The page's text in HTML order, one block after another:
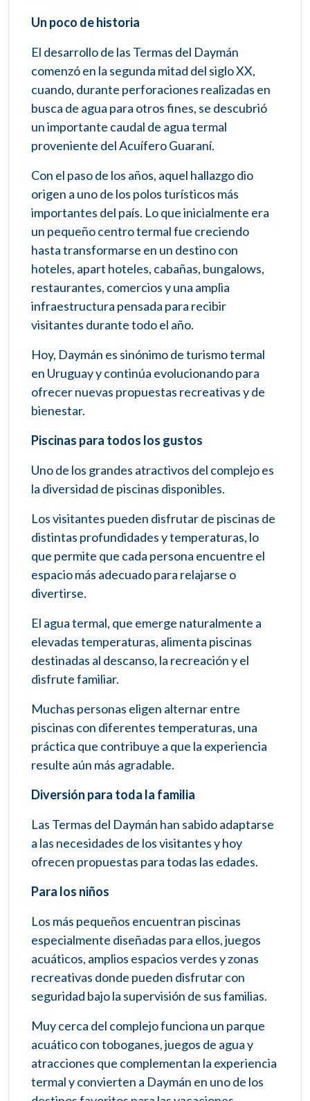
Un poco de historia
El desarrollo de las Termas del Daymán
comenzó en la segunda mitad del siglo XX,
cuando, durante perforaciones realizadas en
busca de agua para otros fines, se descubrió
un importante caudal de agua termal
proveniente del Acuífero Guaraní.
Con el paso de los años, aquel hallazgo dio
origen a uno de los polos turísticos más
importantes del país. Lo que inicialmente era
un pequeño centro termal fue creciendo
hasta transformarse en un destino con
hoteles, apart hoteles, cabañas, bungalows,
restaurantes, comercios y una amplia
infraestructura pensada para recibir
visitantes durante todo el año.
Hoy, Daymán es sinónimo de turismo termal
en Uruguay y continúa evolucionando para
ofrecer nuevas propuestas recreativas y de
bienestar.
Piscinas para todos los gustos
Uno de los grandes atractivos del complejo es
la diversidad de piscinas disponibles.
Los visitantes pueden disfrutar de piscinas de
distintas profundidades y temperaturas, lo
que permite que cada persona encuentre el
espacio más adecuado para relajarse o
divertirse.
El agua termal, que emerge naturalmente a
elevadas temperaturas, alimenta piscinas
destinadas al descanso, la recreación y el
disfrute familiar.
Muchas personas eligen alternar entre
piscinas con diferentes temperaturas, una
práctica que contribuye a que la experiencia
resulte aún más agradable.
Diversión para toda la familia
Las Termas del Daymán han sabido adaptarse
a las necesidades de los visitantes y hoy
ofrecen propuestas para todas las edades.
Para los niños
Los más pequeños encuentran piscinas
especialmente diseñadas para ellos, juegos
acuáticos, amplios espacios verdes y zonas
recreativas donde pueden disfrutar con
seguridad bajo la supervisión de sus familias.
Muy cerca del complejo funciona un parque
acuático con toboganes, juegos de agua y
atracciones que complementan la experiencia
termal y convierten a Daymán en uno de los